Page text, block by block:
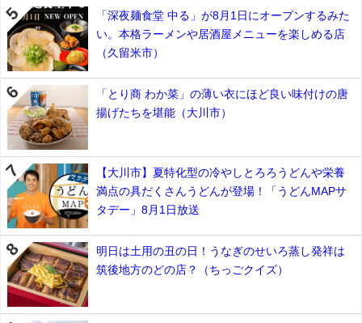
「深夜麺食堂 中る」が8月1日にオープンするみた
い。本格ラーメンや居酒屋メニューを楽しめる店
（久留米市）
「とり商 わか菜」の薄い衣にほど良い味付けの唐
揚げたちを堪能（大川市）
【大川市】夏特化型の冷やしとろろうどんや栄養
満点の具だくさんうどんが登場！「うどんMAPサ
タデー」8月1日放送
明日は土用の丑の日！うなぎのせいろ蒸し発祥は
筑後地方のどの店？（ちっごクイズ）